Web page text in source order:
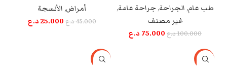
طب عام, الجراحة, جراحة عامة,
غير مصنف
100.000د.ع 75.000 د.ع
أمراض, الأنسجة
45.000د.ع25.000د.ع
-67%
-45%